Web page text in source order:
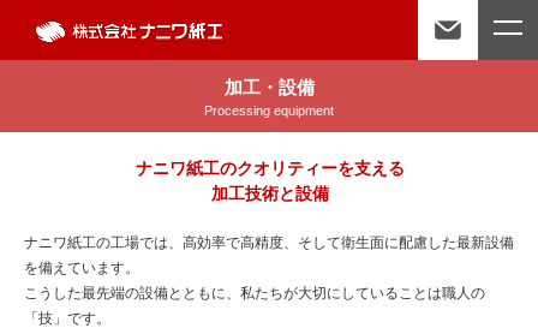
加工・設備
Processing equipment
ナニワ紙工のクオリティーを支える
加工技術と設備
ナニワ紙工の工場では、高効率で高精度、そして衛生面に配慮した最新設備
を備えています。
こうした最先端の設備とともに、私たちが大切にしていることは職人の
「技」です。